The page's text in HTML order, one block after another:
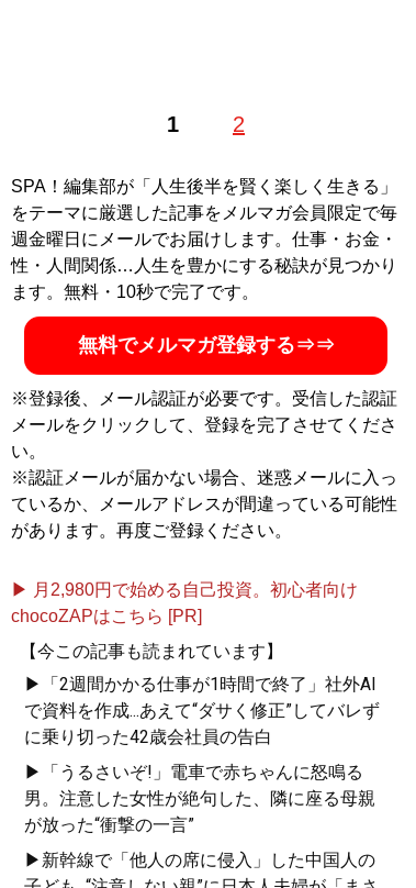
1 2
SPA！編集部が「人生後半を賢く楽しく生きる」
をテーマに厳選した記事をメルマガ会員限定で毎
週金曜日にメールでお届けします。仕事・お金・
性・人間関係…人生を豊かにする秘訣が見つかり
ます。無料・10秒で完了です。
無料でメルマガ登録する⇒⇒
※登録後、メール認証が必要です。受信した認証
メールをクリックして、登録を完了させてくださ
い。
※認証メールが届かない場合、迷惑メールに入っ
ているか、メールアドレスが間違っている可能性
があります。再度ご登録ください。
▶ 月2,980円で始める自己投資。初心者向け
chocoZAPはこちら [PR]
【今この記事も読まれています】
▶「2週間かかる仕事が1時間で終了」社外AI
で資料を作成...あえて“ダサく修正”してバレず
に乗り切った42歳会社員の告白
▶「うるさいぞ!」電車で赤ちゃんに怒鳴る
男。注意した女性が絶句した、隣に座る母親
が放った“衝撃の一言”
▶新幹線で「他人の席に侵入」した中国人の